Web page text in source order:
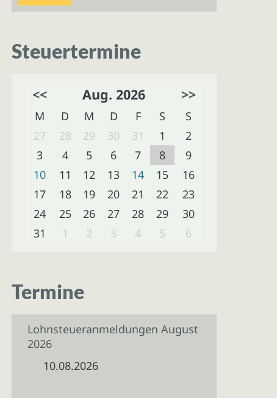
Steuertermine
<< Aug. 2026 >>
M D M D F S
S
27
28 29 30 31 1
2
3
4 5 6 7 8
9
10
11 12 13 14 15
16
17
18 19 20 21 22
23
24
25 26 27 28 29
30
31
1 2 3 4 5 6
Termine
Lohnsteueranmeldungen August
2026
10.08.2026